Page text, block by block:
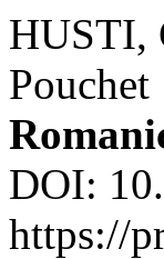
HUSTI,
DOI:
https://